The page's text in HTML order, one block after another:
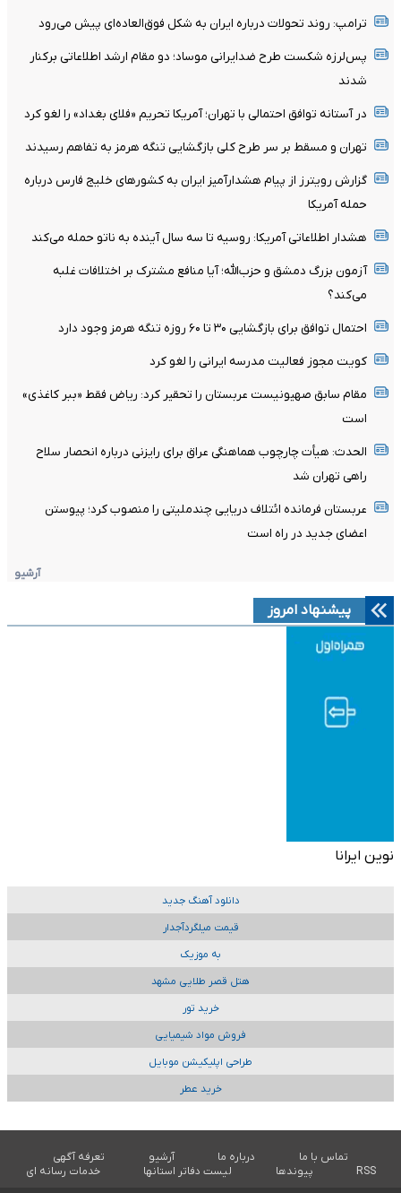
ترامپ: روند تحولات درباره ایران به شکل فوق‌العاده‌ای پیش می‌رود
پس‌لرزه شکست طرح ضدایرانی موساد؛ دو مقام ارشد اطلاعاتی برکنار
شدند
در آستانه توافق احتمالی با تهران؛ آمریکا تحریم «فلای بغداد» را لغو کرد
تهران و مسقط بر سر طرح کلی بازگشایی تنگه هرمز به تفاهم رسیدند
گزارش رویترز از پیام هشدارآمیز ایران به کشورهای خلیج فارس درباره
حمله آمریکا
هشدار اطلاعاتی آمریکا: روسیه تا سه سال آینده به ناتو حمله می‌کند
آزمون بزرگ دمشق و حزب‌الله؛ آیا منافع مشترک بر اختلافات غلبه
می‌کند؟
احتمال توافق برای بازگشایی ۳۰ تا ۶۰ روزه تنگه هرمز وجود دارد
کویت مجوز فعالیت مدرسه ایرانی را لغو کرد
مقام سابق صهیونیست عربستان را تحقیر کرد: ریاض فقط «ببر کاغذی»
است
الحدث: هیأت چارچوب هماهنگی عراق برای رایزنی درباره انحصار سلاح
راهی تهران شد
عربستان فرمانده ائتلاف دریایی چندملیتی را منصوب کرد؛ پیوستن
اعضای جدید در راه است
آرشیو
پیشنهاد امروز
نوین ایرانا
دانلود آهنگ جدید
قیمت میلگردآجدار
به موزیک
هتل قصر طلایی مشهد
خرید تور
فروش مواد شیمیایی
طراحی اپلیکیشن موبایل
خرید عطر
تماس با ما درباره ما آرشیو
تعرفه آگهی
RSS
پیوندها لیست دفاتر استانها خدمات رسانه ای